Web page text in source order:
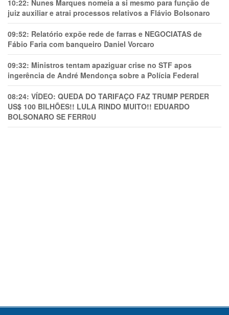
10:22: Nunes Marques nomeia a si mesmo para função de
juiz auxiliar e atrai processos relativos a Flávio Bolsonaro
09:52: Relatório expõe rede de farras e NEGOCIATAS de
Fábio Faria com banqueiro Daniel Vorcaro
09:32: Ministros tentam apaziguar crise no STF apos
ingerência de André Mendonça sobre a Polícia Federal
08:24: VÍDEO: QUEDA DO TARIFAÇO FAZ TRUMP PERDER
US$ 100 BILHÕES!! LULA RINDO MUITO!! EDUARDO
BOLSONARO SE FERR0U